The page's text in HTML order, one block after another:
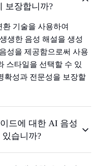
보장합니까?
환 기술을 사용하여
생한 음성 해설을 생성
성을 제공함으로써 사용
스타일을 선택할 수 있
확성과 전문성을 보장할
드에 대한 AI 음성
습니까?